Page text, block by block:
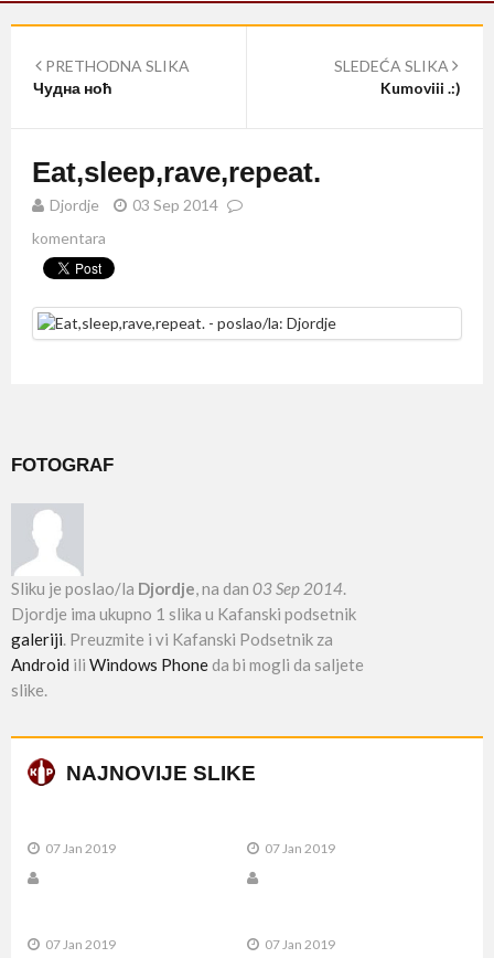
PRETHODNA SLIKA
Чудна ноћ
SLEDEĆA SLIKA
Kumoviii .:)
Eat,sleep,rave,repeat.
Djordje
03 Sep 2014
komentara
FOTOGRAF
Sliku je poslao/la Djordje, na dan 03 Sep 2014.
Djordje ima ukupno 1 slika u Kafanski podsetnik
galeriji. Preuzmite i vi Kafanski Podsetnik za
Android ili Windows Phoneda bi mogli da saljete
slike.
NAJNOVIJE SLIKE
07 Jan 2019 07 Jan 2019
07 Jan 2019 07 Jan 2019